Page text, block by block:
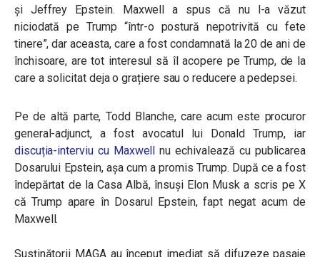
și Jeffrey Epstein. Maxwell a spus că nu l-a văzut
niciodată pe Trump “într-o postură nepotrivită cu fete
tinere”, dar aceasta, care a fost condamnată la 20 de ani de
închisoare, are tot interesul să îl acopere pe Trump, de la
care a solicitat deja o grațiere sau o reducere a pedepsei.
Pe de altă parte, Todd Blanche, care acum este procuror
general-adjunct, a fost avocatul lui Donald Trump, iar
discuția-interviu cu Maxwell nu echivalează cu publicarea
Dosarului Epstein, așa cum a promis Trump. După ce a fost
îndepărtat de la Casa Albă, însuși Elon Musk a scris pe X
că Trump apare în Dosarul Epstein, fapt negat acum de
Maxwell.
Susținătorii MAGA au început imediat să difuzeze pasaje